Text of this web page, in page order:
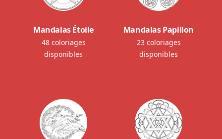
Mandalas Étoile
48 coloriages
disponibles
Mandalas Papillon
23 coloriages
disponibles